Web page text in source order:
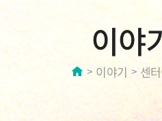
이야
이야기 센